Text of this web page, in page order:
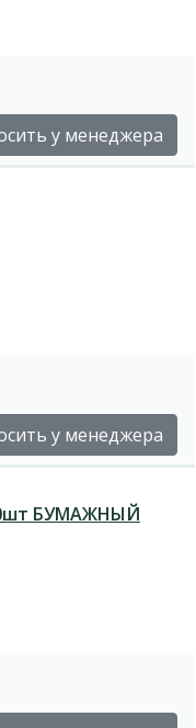
у менеджера
у менеджера
БУМАЖНЫЙ